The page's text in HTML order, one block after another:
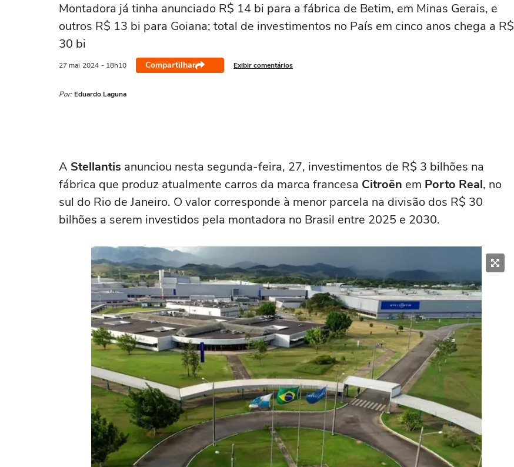
Montadora já tinha anunciado R$ 14 bi para a fábrica de Betim, em Minas Gerais, e
outros R$ 13 bi para Goiana; total de investimentos no País em cinco anos chega a R$
30 bi
27 mai 2024 - 18h10 Compartilhar Exibir comentários
Por: Eduardo Laguna
A Stellantis anunciou nesta segunda-feira, 27, investimentos de R$ 3 bilhões na
fábrica que produz atualmente carros da marca francesa Citroën em Porto Real, no
sul do Rio de Janeiro. O valor corresponde à menor parcela na divisão dos R$ 30
bilhões a serem investidos pela montadora no Brasil entre 2025 e 2030.